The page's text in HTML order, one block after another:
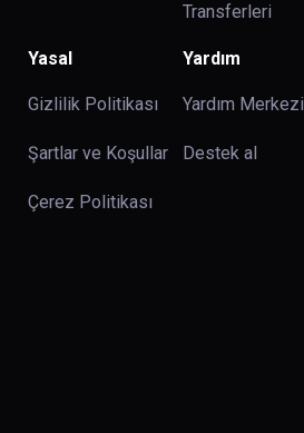
Transferleri
Yasal
Gizlilik Politikası
Şartlar ve Koşullar
Çerez Politikası
Yardım
Yardım Merkezi
Destek al